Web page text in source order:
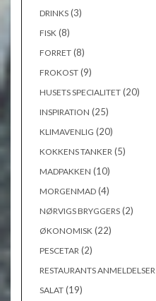
DRINKS (3)
FISK (8)
FORRET (8)
FROKOST (9)
HUSETS SPECIALITET (20)
INSPIRATION (25)
KLIMAVENLIG (20)
KOKKENS TANKER (5)
MADPAKKEN (10)
MORGENMAD (4)
NØRVIGS BRYGGERS (2)
ØKONOMISK (22)
PESCETAR (2)
RESTAURANTS ANMELDELSER
SALAT (19)